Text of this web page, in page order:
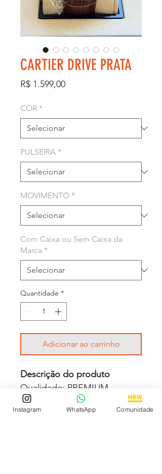
CARTIER DRIVE PRATA
R$ 1.599,00Preço
COR *
PULSEIRA *
MOVIMENTO *
Com Caixa ou Sem Caixa da
Marca *
Quantidade *
Adicionar ao carrinho
Descrição do produto
Qualidade: PREMIUM
Movimento: Automático
Vidro: Cristal Mineral
Instagram WhatsApp Comunidade